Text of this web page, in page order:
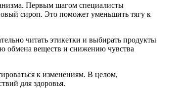
Первым шагом специалисты
сироп. Это поможет уменьшить тягу к
читать этикетки и выбирать продукты
обмена веществ и снижению чувства
к изменениям. В целом,
для здоровья.